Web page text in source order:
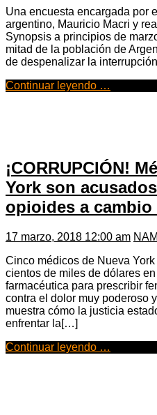
Una encuesta encargada por
argentino, Mauricio Macri y
Synopsis a principios de
mitad de la población de
de despenalizar la
Continuar leyendo …
¡CORRUPCIÓN!
York son
opioides a
17 marzo, 2018 12:00 am
Cinco médicos de Nueva
cientos de miles de dólares
farmacéutica para prescribir
contra el dolor muy poderoso
muestra cómo la justicia
enfrentar la[…]
Continuar leyendo …